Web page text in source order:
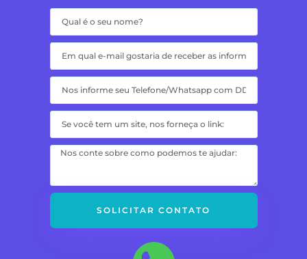
SOLICITAR CONTATO